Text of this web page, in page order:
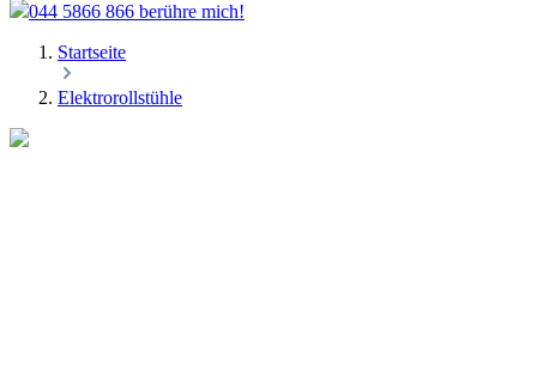
044 5866 866 berühre mich!
Startseite
Elektrorollstühle